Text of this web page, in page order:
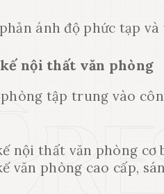
ánh độ phức tạp
nội thất văn phòng
tập trung vào
nội thất văn phòng cơ
văn phòng cao cấp,